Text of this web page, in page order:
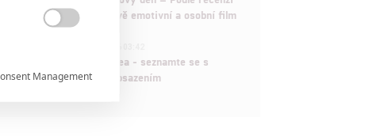
máme čekat překvapivě emotivní a osobní film
Velké preview: Odyssea - seznamte se s
maximálně nabitým obsazením

Management